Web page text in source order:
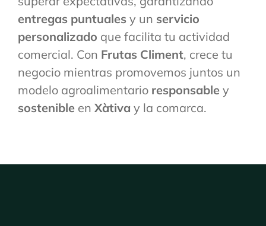
entregas puntuales y un servicio
personalizado que facilita tu actividad
comercial. Con Frutas Climent, crece tu
negocio mientras promovemos juntos un
modelo agroalimentario responsabley
sostenibleen Xàtiva y la comarca.